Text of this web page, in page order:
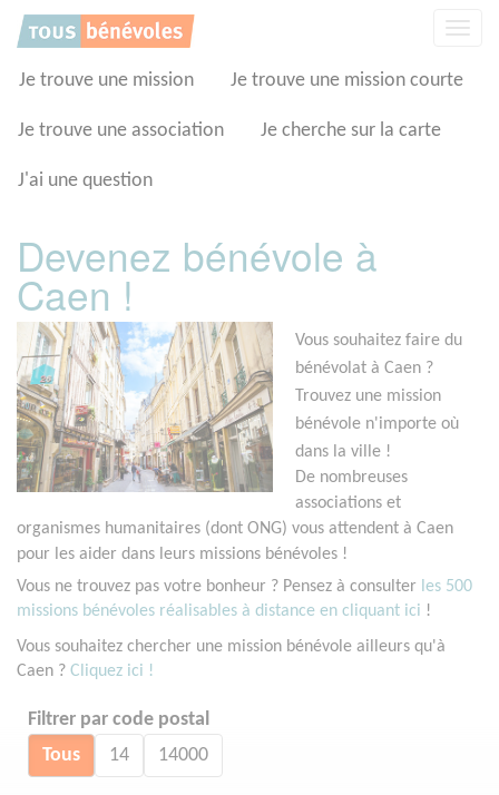
Je trouve une mission Je trouve une mission courte
Je trouve une association Je cherche sur la carte
J'ai une question
Devenez bénévole à
Caen !
Vous souhaitez faire du
bénévolat à Caen ?
Trouvez une mission
bénévole n'importe où
dans la ville !
De nombreuses
associations et
organismes humanitaires (dont ONG) vous attendent à Caen
pour les aider dans leurs missions bénévoles !
Vous ne trouvez pas votre bonheur ? Pensez à consulter les 500
missions bénévoles réalisables à distance en cliquant ici !
Vous souhaitez chercher une mission bénévole ailleurs qu'à
Caen ? Cliquez ici !
Filtrer par code postal
Tous 14 14000
Panneau de gestion des cookies